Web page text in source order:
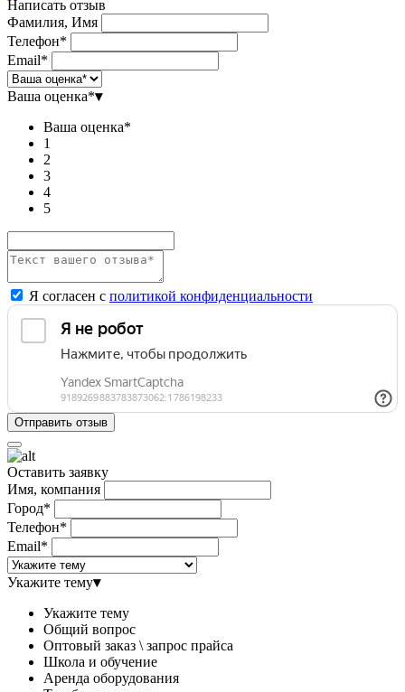
Написать отзыв
Фамилия, Имя
Телефон*
Email*
Ваша оценка*▾
Ваша оценка*
1
2
3
4
5
Я согласен с политикой конфиденциальности
Оставить заявку
Имя, компания
Город*
Телефон*
Email*
Укажите тему▾
Укажите тему
Общий вопрос
Оптовый заказ \ запрос прайса
Школа и обучение
Аренда оборудования